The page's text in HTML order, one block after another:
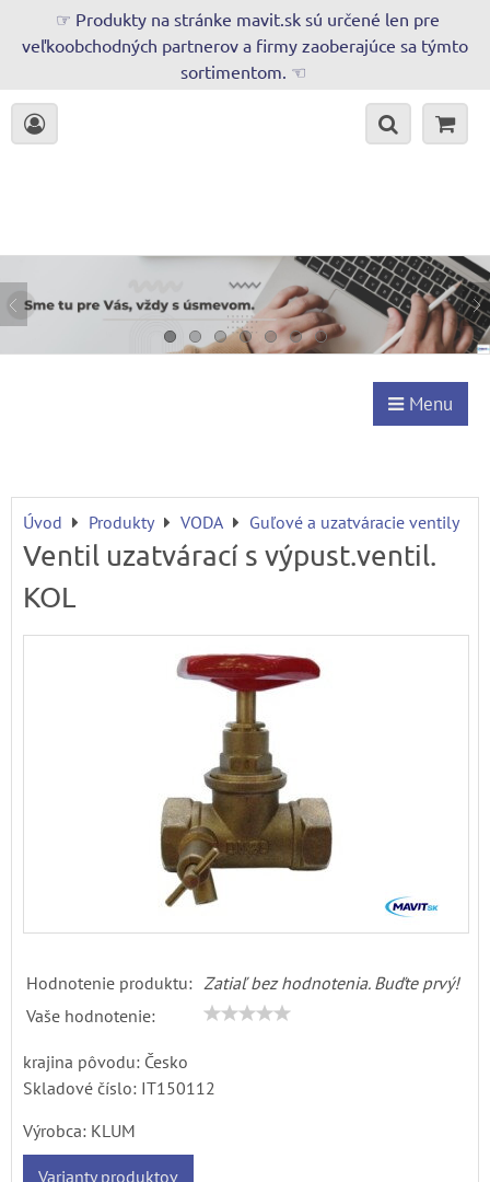
☞ Produkty na stránke mavit.sk sú určené len pre
veľkoobchodných partnerov a firmy zaoberajúce sa týmto
sortimentom. ☜
Menu
Úvod Produkty VODA Guľové a uzatváracie ventily
Ventil uzatvárací s výpust.ventil.
KOL
Hodnotenie produktu: Zatiaľ bez hodnotenia. Buďte prvý!
Vaše hodnotenie:
krajina pôvodu: Česko
Skladové číslo: IT150112
Výrobca: KLUM
Varianty produktov